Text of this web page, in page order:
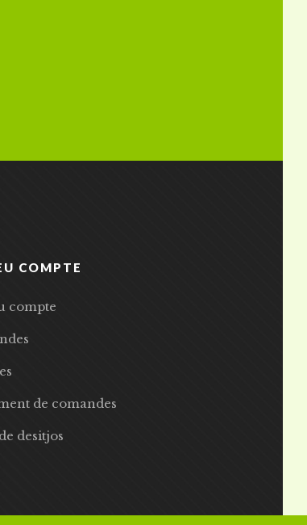
COMPTE
compte
de comandes
desitjos